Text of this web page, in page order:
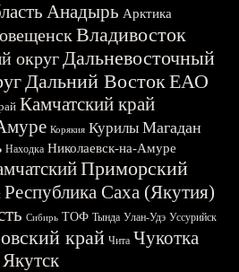
Анадырь Арктика
Владивосток
округДальневосточный
Дальний ВостокЕАО
Камчатский край
Корякия Курилы Магадан
Находка Николаевск-на-Амуре
Приморский
Республика Саха (Якутия)
Сибирь ТОФ Тында Улан-Удэ Уссурийск
край Чита Чукотка
Якутск